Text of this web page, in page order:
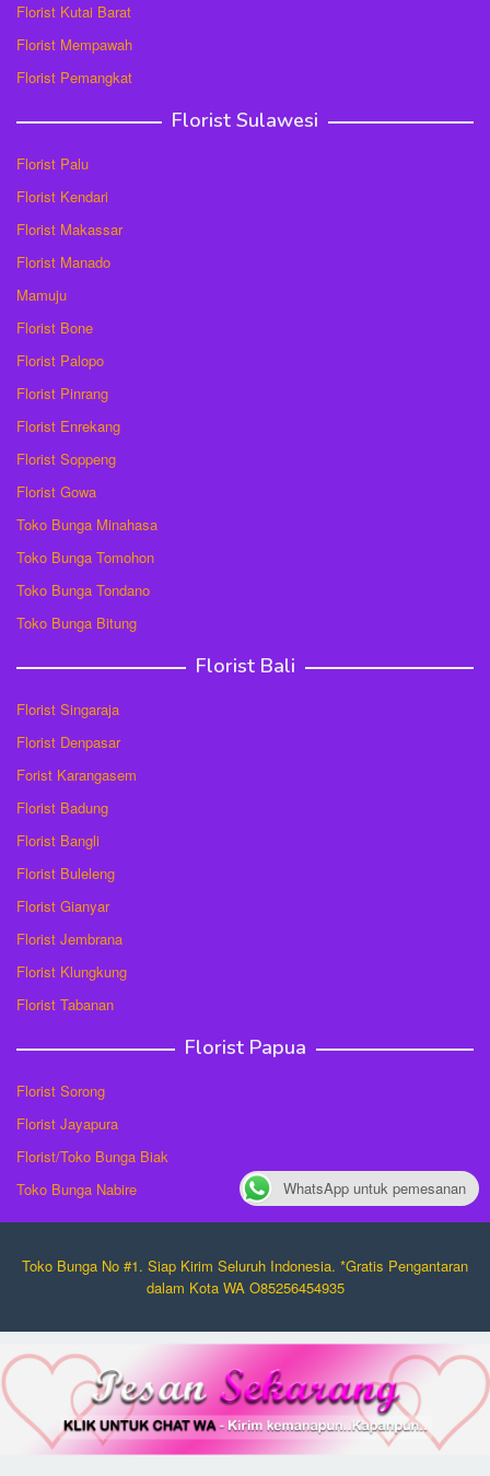
Florist Kutai Barat
Florist Mempawah
Florist Pemangkat
Florist Sulawesi
Florist Palu
Florist Kendari
Florist Makassar
Florist Manado
Mamuju
Florist Bone
Florist Palopo
Florist Pinrang
Florist Enrekang
Florist Soppeng
Florist Gowa
Toko Bunga Minahasa
Toko Bunga Tomohon
Toko Bunga Tondano
Toko Bunga Bitung
Florist Bali
Florist Singaraja
Florist Denpasar
Forist Karangasem
Florist Badung
Florist Bangli
Florist Buleleng
Florist Gianyar
Florist Jembrana
Florist Klungkung
Florist Tabanan
Florist Papua
Florist Sorong
Florist Jayapura
Florist/Toko Bunga Biak
Toko Bunga Nabire
Toko Bunga No #1. Siap Kirim Seluruh Indonesia. *Gratis Pengantaran
dalam Kota WA O85256454935
WhatsApp untuk pemesanan